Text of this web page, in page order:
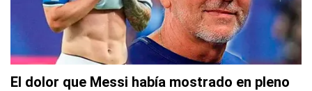
El dolor que Messi había mostrado en pleno